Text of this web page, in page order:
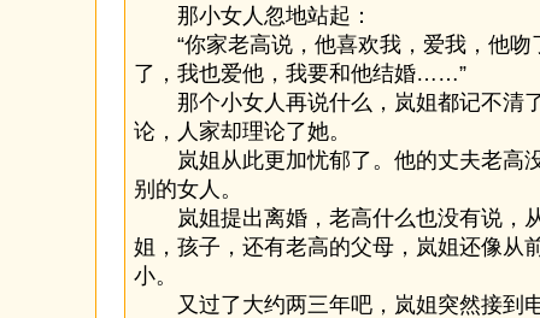
那小女人忽地站起：
“你家老高说，他喜欢我，爱我，他吻
了，我也爱他，我要和他结婚……”
那个小女人再说什么，岚姐都记不清
论，人家却理论了她。
岚姐从此更加忧郁了。他的丈夫老高
别的女人。
岚姐提出离婚，老高什么也没有说，
姐，孩子，还有老高的父母，岚姐还像从
小。
又过了大约两三年吧，岚姐突然接到